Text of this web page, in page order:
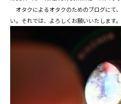
オタクによるオタクのためのブログにて
い。それでは、よろしくお願いいたします。